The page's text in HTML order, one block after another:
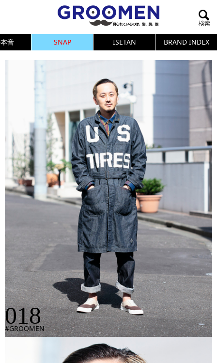
音 SNAP ISETAN BRAND INDEX
018
#GROOMEN